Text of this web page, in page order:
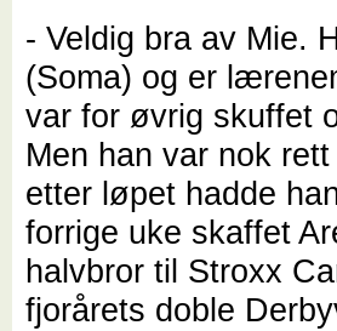
- Veldig bra av Mie.
(Soma) og er
var for øvrig skuffet
Men han var nok
etter løpet hadde
forrige uke skaffet
halvbror til Stroxx
fjorårets doble